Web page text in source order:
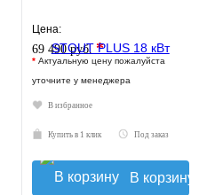
Цена:
69 490 руб. *
* Актуальную цену пожалуйста
уточните у менеджера
В избранное
Купить в 1 клик Под заказ
В корзину